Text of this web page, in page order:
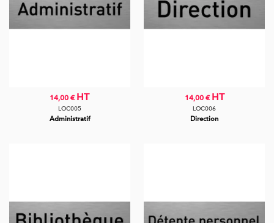
Administratif
LOC005
14,00 € HT
Direction
LOC006
14,00 € HT